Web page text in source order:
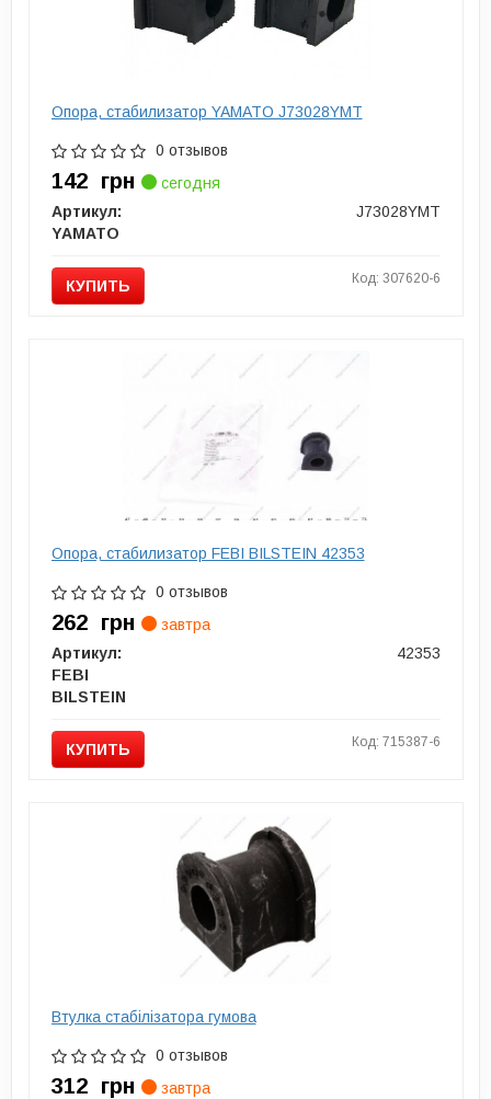
Опора, стабилизатор YAMATO J73028YMT
0 отзывов
142 грн
сегодня
Артикул:
J73028YMT
YAMATO
КУПИТЬ Код: 307620-6
Опора, стабилизатор FEBI BILSTEIN 42353
0 отзывов
262 грн
завтра
Артикул:
42353
FEBI
BILSTEIN
КУПИТЬ Код: 715387-6
Втулка стабілізатора гумова
0 отзывов
312 грн
завтра